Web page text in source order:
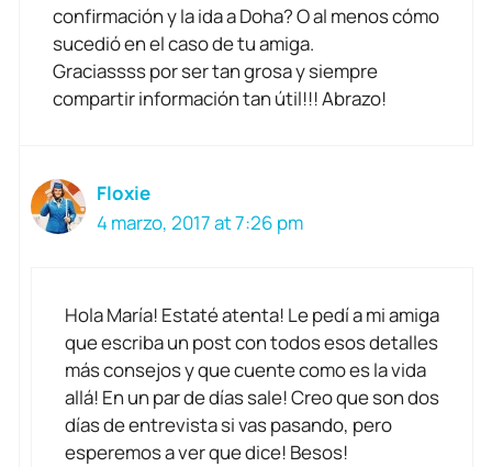
confirmación y la ida a Doha? O al menos cómo
sucedió en el caso de tu amiga.
Graciassss por ser tan grosa y siempre
compartir información tan útil!!! Abrazo!
Floxie
4 marzo, 2017 at 7:26 pm
Hola María! Estaté atenta! Le pedí a mi amiga
que escriba un post con todos esos detalles
más consejos y que cuente como es la vida
allá! En un par de días sale! Creo que son dos
días de entrevista si vas pasando, pero
esperemos a ver que dice! Besos!